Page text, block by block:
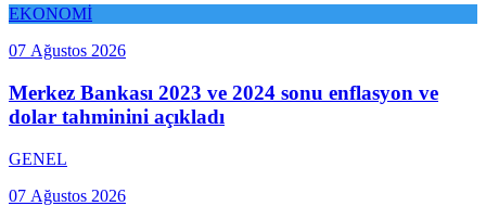
EKONOMİ
07 Ağustos 2026
Merkez Bankası 2023 ve 2024 sonu enflasyon ve
dolar tahminini açıkladı
GENEL
07 Ağustos 2026